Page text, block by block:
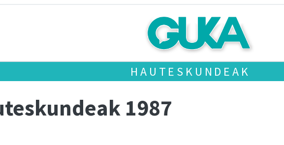
HAUTESKUNDEAK
1987